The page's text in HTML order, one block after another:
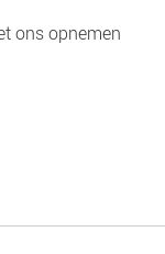
ons opnemen